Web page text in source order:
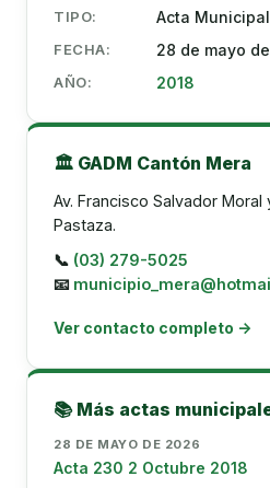
TIPO: Acta Municipal
FECHA: 28 de mayo
AÑO: 2018
🏛️ GADM Cantón Mera
Av. Francisco Salvador Moral
Pastaza.
📞 (03) 279-5025
📧
Ver contacto completo →
📚 Más actas
28 DE MAYO DE 2026
Acta 230 2 Octubre 2018